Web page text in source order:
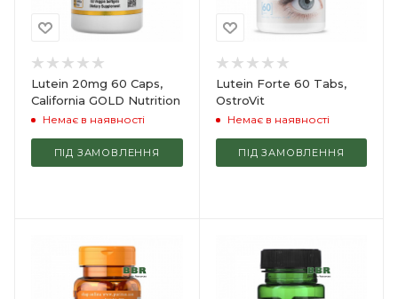
Lutein 20mg 60 Caps,
California GOLD Nutrition
Немає в наявності
ПІД ЗАМОВЛЕННЯ
Lutein Forte 60 Tabs,
OstroVit
Немає в наявності
ПІД ЗАМОВЛЕННЯ